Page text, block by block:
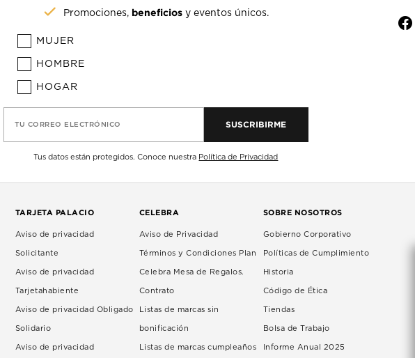
Promociones, beneficios y eventos únicos.
MUJER
HOMBRE
HOGAR
TU CORREO ELECTRÓNICO SUSCRIBIRME
Tus datos están protegidos. Conoce nuestra Política de Privacidad
f
TARJETA PALACIO
Aviso de privacidad
Solicitante
Aviso de privacidad
Tarjetahabiente
Aviso de privacidad Obligado
Solidario
Aviso de privacidad
CELEBRA
Aviso de Privacidad
Términos y Condiciones Plan
Celebra Mesa de Regalos.
Contrato
Listas de marcas sin
bonificación
Listas de marcas cumpleaños
SOBRE NOSOTROS
Gobierno Corporativo
Políticas de Cumplimiento
Historia
Código de Ética
Tiendas
Bolsa de Trabajo
Informe Anual 2025